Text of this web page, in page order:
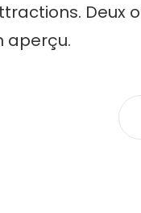
Deux
aperçu.